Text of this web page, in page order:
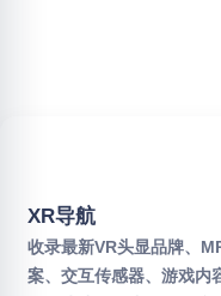
XR导航
收录最新VR头显品牌、
案、交互传感器、游戏内